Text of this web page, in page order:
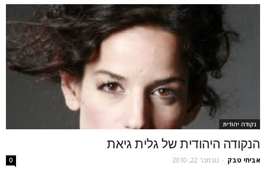
נקודה יהודית
הנקודה היהודית של גלית גיאת
אביחי טבק - נובמבר 22, 2010 0